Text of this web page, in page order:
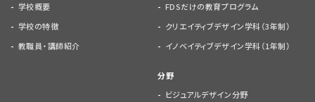
学校概要
学校の特徴
教職員・講師紹介
FDSだけの教育プログラム
クリエイティブデザイン学科（3年制）
イノベイティブデザイン学科（1年制）
分野
ビジュアルデザイン分野